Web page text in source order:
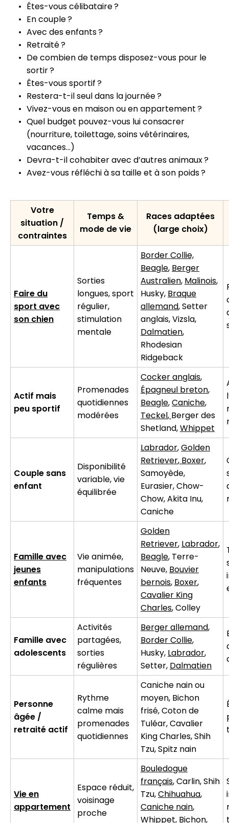
Êtes-vous célibataire ?
En couple ?
Avec des enfants ?
Retraité ?
De combien de temps disposez-vous pour le
sortir ?
Êtes-vous sportif ?
Restera-t-il seul dans la journée ?
Vivez-vous en maison ou en appartement ?
Quel budget pouvez-vous lui consacrer
(nourriture, toilettage, soins vétérinaires,
vacances…)
Devra-t-il cohabiter avec d’autres animaux ?
Avez-vous réfléchi à sa taille et à son poids ?
Votre
situation /
contraintes
Temps &
mode de vie
Races adaptées
(large choix)
Faire du
sport avec
son chien
Sorties
longues, sport
régulier,
stimulation
mentale
Border Collie,
Beagle, Berger
Australien, Malinois,
Husky, Braque
allemand,Setter
anglais, Vizsla,
Dalmatien,
Rhodesian
Ridgeback
Actif mais
peu sportif
Promenades
quotidiennes
modérées
Cocker anglais,
Épagneul breton,
Beagle,Caniche,
Teckel, Berger des
Shetland,Whippet
Couple sans
enfant
Disponibilité
variable, vie
équilibrée
Labrador,Golden
Retriever, Boxer,
Samoyède,
Eurasier, Chow-
Chow, Akita Inu,
Caniche
Famille avec
jeunes
enfants
Vie animée,
manipulations
fréquentes
Golden
Retriever, Labrador,
Beagle, Terre-
Neuve, Bouvier
bernois, Boxer,
Cavalier King
Charles, Colley
Famille avec
adolescents
Activités
partagées,
sorties
régulières
Berger allemand,
Border Collie,
Husky, Labrador,
Setter, Dalmatien
Personne
âgée /
retraité actif
Rythme
calme mais
promenades
quotidiennes
Caniche nain ou
moyen, Bichon
frisé, Coton de
Tuléar, Cavalier
King Charles, Shih
Tzu, Spitz nain
Vie en
appartement
Espace réduit,
voisinage
proche
Bouledogue
français, Carlin, Shih
Tzu,Chihuahua,
Caniche nain,
Whippet, Bichon,